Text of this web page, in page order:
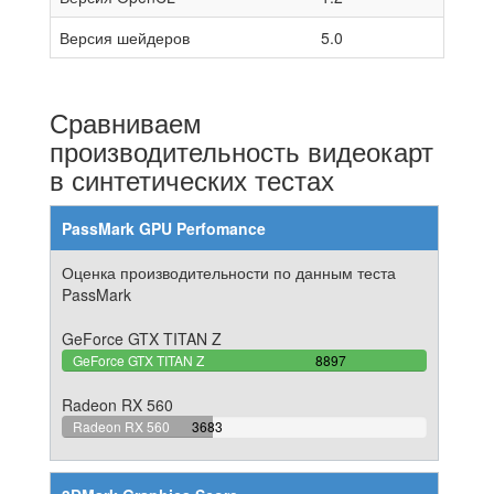
Версия шейдеров
5.0
Сравниваем
производительность видеокарт
в синтетических тестах
PassMark GPU Perfomance
Оценка производительности по данным теста
PassMark
GeForce GTX TITAN Z
GeForce GTX TITAN Z 8897
100%
Radeon RX 560
Radeon RX 560 3683
41.395976171743%